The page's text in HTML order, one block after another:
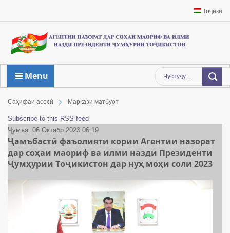
Тоҷикӣ
Menu
Саҳифаи асосӣ Маркази матбуот
Subscribe to this RSS feed
Ҷумъа, 06 Октябр 2023 06:19
Ҷамъбастӣ фаъолияти кории Агентии назорат
дар соҳаи маориф ва илми назди Президенти
Ҷумҳурии Тоҷикистон дар нуҳ моҳи соли 2023